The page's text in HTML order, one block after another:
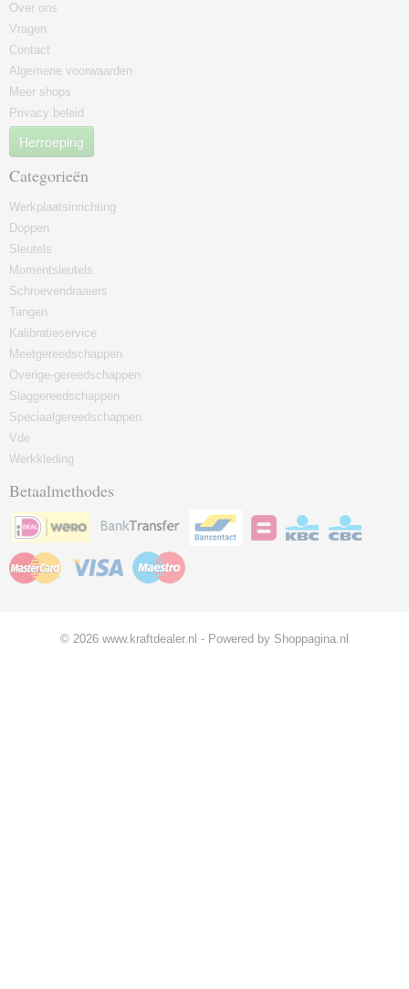
Over ons
Vragen
Contact
Algemene voorwaarden
Meer shops
Privacy beleid
Herroeping
Categorieën
Werkplaatsinrichting
Doppen
Sleutels
Momentsleutels
Schroevendraaiers
Tangen
Kalibratieservice
Meetgereedschappen
Overige-gereedschappen
Slaggereedschappen
Speciaalgereedschappen
Vde
Werkkleding
Betaalmethodes
© 2026 www.kraftdealer.nl - Powered by Shoppagina.nl